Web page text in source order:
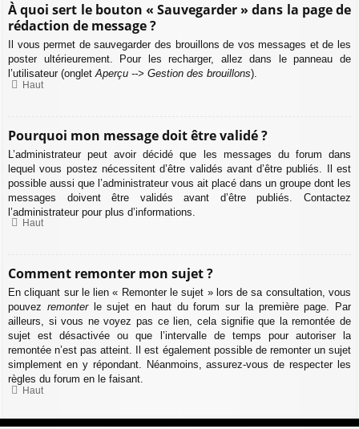
À quoi sert le bouton « Sauvegarder » dans la page de
rédaction de message ?
Il vous permet de sauvegarder des brouillons de vos messages et de les
poster ultérieurement. Pour les recharger, allez dans le panneau de
l’utilisateur (ongletAperçu --> Gestion des brouillons).
Haut
Pourquoi mon message doit être validé ?
L’administrateur peut avoir décidé que les messages du forum dans
lequel vous postez nécessitent d’être validés avant d’être publiés. Il est
possible aussi que l’administrateur vous ait placé dans un groupe dont les
messages doivent être validés avant d’être publiés. Contactez
l’administrateur pour plus d’informations.
Haut
Comment remonter mon sujet ?
En cliquant sur le lien « Remonter le sujet » lors de sa consultation, vous
pouvez remonterle sujet en haut du forum sur la première page. Par
ailleurs, si vous ne voyez pas ce lien, cela signifie que la remontée de
sujet est désactivée ou que l’intervalle de temps pour autoriser la
remontée n’est pas atteint. Il est également possible de remonter un sujet
simplement en y répondant. Néanmoins, assurez-vous de respecter les
règles du forum en le faisant.
Haut